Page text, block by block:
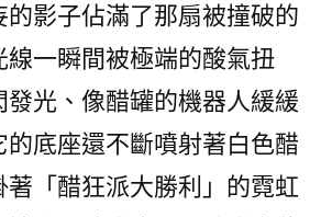
的影子佔滿了那扇被撞破的
線一瞬間被極端的酸氣扭
發光、像醋罐的機器人緩緩
的底座還不斷噴射著白色醋
著「醋狂派大勝利」的霓虹